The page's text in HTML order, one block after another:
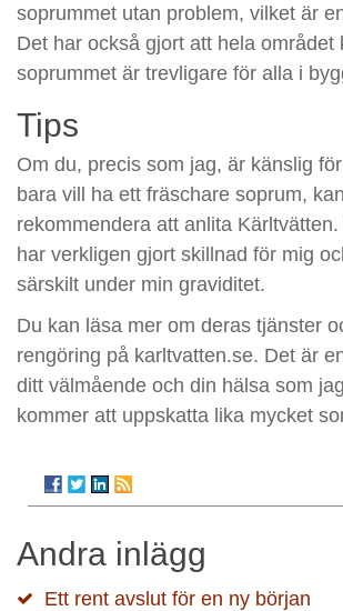
soprummet utan problem, vilket är
Det har också gjort att hela området
soprummet är trevligare för alla i
Tips
Om du, precis som jag, är känslig
bara vill ha ett fräschare soprum,
rekommendera att anlita
har verkligen gjort skillnad för mig
särskilt under min graviditet.
Du kan läsa mer om deras tjänster
rengöring på karltvatten.se. Det är
ditt välmående och din hälsa som
kommer att uppskatta lika mycket
Andra inlägg
Ett rent avslut för en ny början